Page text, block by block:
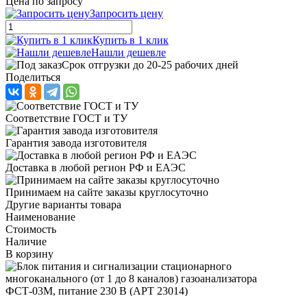
Запросить цену
Купить в 1 клик
Нашли дешевле
Срок отгрузки до 20-25 рабочих дней
Поделиться
Соответствие ГОСТ и ТУ
Гарантия завода изготовителя
Доставка в любой регион РФ и ЕАЭС
Принимаем на сайте заказы круглосуточно
Другие варианты товара
Наименование
Стоимость
Наличие
В корзину